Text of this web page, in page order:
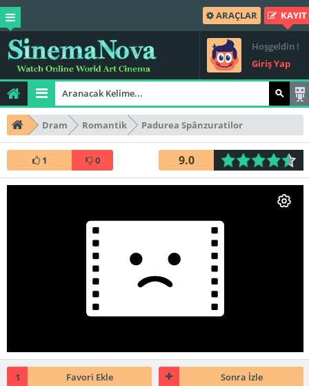
ARAÇLAR KAYIT
Hoşgeldin !
Giriş Yap
Dram Romantik Padurea Spânzuratilor
1 0 9.0
1 Favori Ekle Sonra İzle